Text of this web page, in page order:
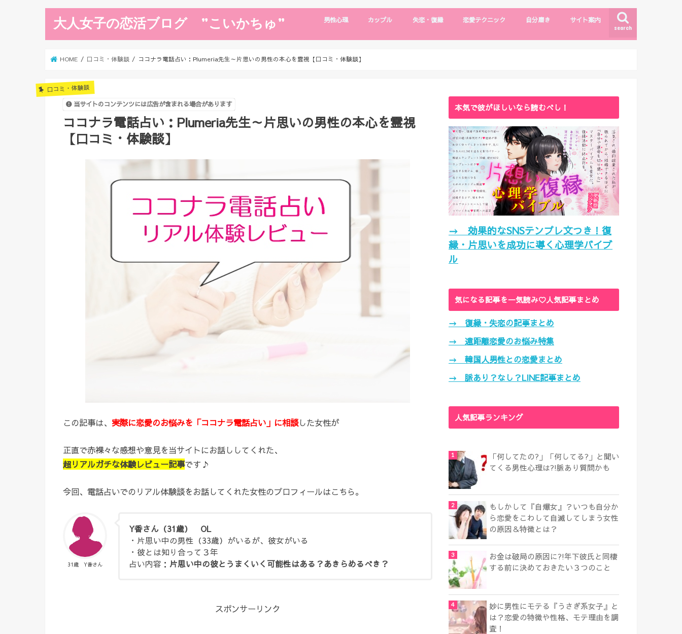
大人女子の恋活ブログ ”こいかちゅ” search
男性心理
片思い
男性心理
浮気・別れたい
カップル
デート・旅行
遠距離恋愛
年下彼氏
失恋・復縁
復縁・失恋
復縁の裏技
恋愛テクニック
モテしぐさ
恋愛テクニック
自分磨き
ファッション・メイク
自分磨き
出会い
漫画・エンタメ
サイト案内
サイトマップ
ライター紹介
お問い合わせ
HOME 口コミ・体験談 ココナラ電話占い：Plumeria先生～片思いの男性の本心を霊視【口コミ・体験談】
口コミ・体験談
当サイトのコンテンツには広告が含まれる場合があります
ココナラ電話占い：Plumeria先生～片思いの男性の本心を霊視
【口コミ・体験談】
この記事は、 実際に恋愛のお悩みを「ココナラ電話占い」に相談した女性が
正直で赤裸々な感想や意見を当サイトにお話ししてくれた、
超リアルガチな体験レビュー記事です♪
今回、電話占いでのリアル体験談をお話してくれた女性のプロフィールはこちら。
31歳 Y香さん
Y香さん（31歳） OL
・片思い中の男性（33歳）がいるが、彼女がいる
・彼とは知り合って３年
占い内容： 片思い中の彼とうまくいく可能性はある？あきらめるべき？
スポンサーリンク
本気で彼がほしいなら読むべし！
→ 効果的なSNSテンプレ文つき！復
縁・片思いを成功に導く心理学バイブ
ル
気になる記事を一気読み♡人気記事まとめ
→ 復縁・失恋の記事まとめ
→ 遠距離恋愛のお悩み特集
→ 韓国人男性との恋愛まとめ
→ 脈あり？なし？LINE記事まとめ
人気記事ランキング
「何してたの?」「何してる?」と聞い
てくる男性心理は?!脈あり質問かも
もしかして『自爆女』？いつも自分か
ら恋愛をこわして自滅してしまう女性
の原因＆特徴とは？
お金は破局の原因に?!年下彼氏と同棲
する前に決めておきたい３つのこと
妙に男性にモテる『うさぎ系女子』と
は？恋愛の特徴や性格、モテ理由を調
査！